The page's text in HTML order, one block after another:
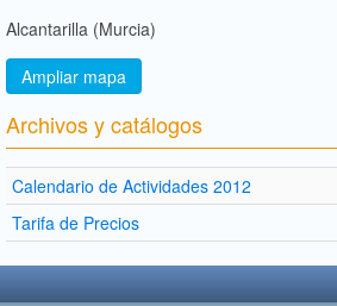
Alcantarilla (Murcia)
Ampliar mapa
Archivos y catálogos
Calendario de Actividades 2012
Tarifa de Precios